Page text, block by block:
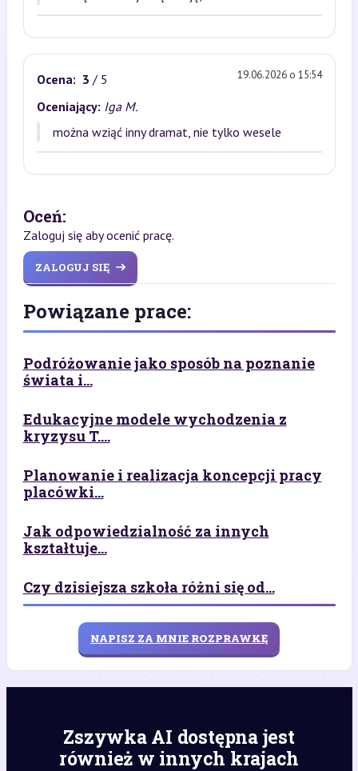
Ocena: 3 / 5 19.06.2026 o 15:54
Oceniający: Iga M.
można wziąć inny dramat, nie tylko wesele
Oceń:
Zaloguj się aby ocenić pracę.
ZALOGUJ SIĘ
Powiązane prace:
Podróżowanie jako sposób na poznanie
świata i...
Edukacyjne modele wychodzenia z
kryzysu T....
Planowanie i realizacja koncepcji pracy
placówki...
Jak odpowiedzialność za innych
kształtuje...
Czy dzisiejsza szkoła różni się od...
NAPISZ ZA MNIE ROZPRAWKĘ
Zszywka AI dostępna jest
również w innych krajach